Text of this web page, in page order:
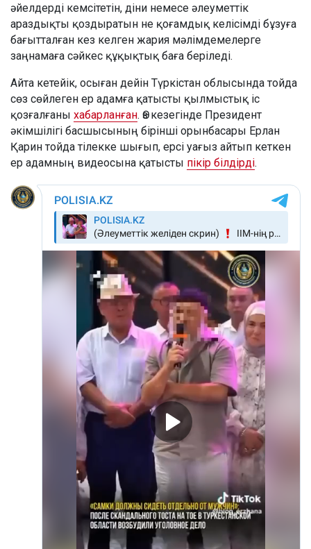
әйелдерді кемсітетін, діни немесе әлеуметтік
араздықты қоздыратын не қоғамдық келісімді бұзуға
бағытталған кез келген жария мәлімдемелерге
заңнамаға сәйкес құқықтық баға беріледі.
Айта кетейік, осыған дейін Түркістан облысында тойда
сөз сөйлеген ер адамға қатысты қылмыстық іс
қозғалғаны хабарланған. Өз кезегінде Президент
әкімшілігі басшысының бірінші орынбасары Ерлан
Қарин тойда тілекке шығып, ерсі уағыз айтып кеткен
ер адамның видеосына қатысты пікір білдірді.